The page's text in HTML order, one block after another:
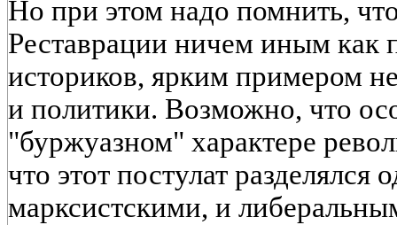
Но при этом надо помнить,
Реставрации ничем иным как
историков, ярким примером
и политики. Возможно, что
"буржуазном" характере
что этот постулат разделялся
марксистскими, и